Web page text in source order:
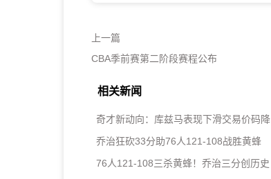
上一篇
CBA季前赛第二阶段赛程公布
相关新闻
奇才新动向：库兹马表现下滑交易价码降
乔治狂砍33分助76人121-108战胜黄蜂
76人121-108三杀黄蜂！乔治三分创历史